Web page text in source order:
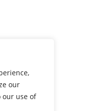
our
our use of